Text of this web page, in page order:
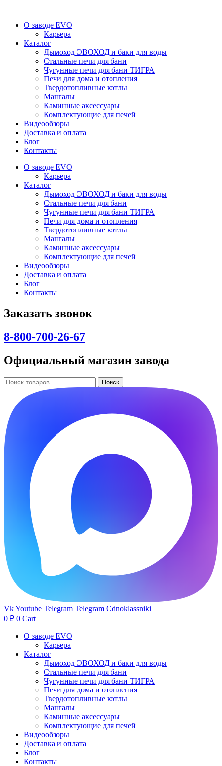
О заводе EVO
Карьера
Каталог
Дымоход ЭВОХОД и баки для воды
Стальные печи для бани
Чугунные печи для бани ТИГРА
Печи для дома и отопления
Твердотопливные котлы
Мангалы
Каминные аксессуары
Комплектующие для печей
Видеообзоры
Доставка и оплата
Блог
Контакты
О заводе EVO
Карьера
Каталог
Дымоход ЭВОХОД и баки для воды
Стальные печи для бани
Чугунные печи для бани ТИГРА
Печи для дома и отопления
Твердотопливные котлы
Мангалы
Каминные аксессуары
Комплектующие для печей
Видеообзоры
Доставка и оплата
Блог
Контакты
Заказать звонок
8-800-700-26-67
Официальный магазин завода
Поиск
VkYoutube Telegram Telegram Odnoklassniki
0 ₽ 0 Cart
О заводе EVO
Карьера
Каталог
Дымоход ЭВОХОД и баки для воды
Стальные печи для бани
Чугунные печи для бани ТИГРА
Печи для дома и отопления
Твердотопливные котлы
Мангалы
Каминные аксессуары
Комплектующие для печей
Видеообзоры
Доставка и оплата
Блог
Контакты